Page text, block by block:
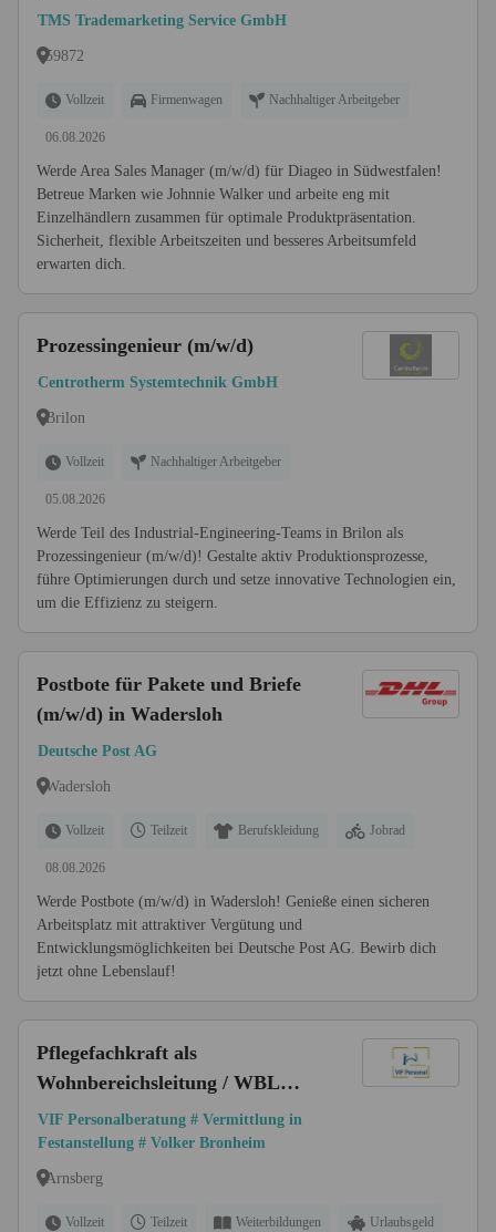
TMS Trademarketing Service GmbH
59872
Vollzeit Firmenwagen Nachhaltiger Arbeitgeber
06.08.2026
Werde Area Sales Manager (m/w/d) für Diageo in Südwestfalen!
Betreue Marken wie Johnnie Walker und arbeite eng mit
Einzelhändlern zusammen für optimale Produktpräsentation.
Sicherheit, flexible Arbeitszeiten und besseres Arbeitsumfeld
erwarten dich.
Prozessingenieur (m/w/d)
Centrotherm Systemtechnik GmbH
Brilon
Vollzeit Nachhaltiger Arbeitgeber
05.08.2026
Werde Teil des Industrial-Engineering-Teams in Brilon als
Prozessingenieur (m/w/d)! Gestalte aktiv Produktionsprozesse,
führe Optimierungen durch und setze innovative Technologien ein,
um die Effizienz zu steigern.
Postbote für Pakete und Briefe
(m/w/d) in Wadersloh
Deutsche Post AG
Wadersloh
Vollzeit Teilzeit Berufskleidung Jobrad
08.08.2026
Werde Postbote (m/w/d) in Wadersloh! Genieße einen sicheren
Arbeitsplatz mit attraktiver Vergütung und
Entwicklungsmöglichkeiten bei Deutsche Post AG. Bewirb dich
jetzt ohne Lebenslauf!
Pflegefachkraft als
Wohnbereichsleitung / WBL
(m/w/d) bis 67.200 € | Raum
Arnsberg
VIF Personalberatung # Vermittlung in
Festanstellung # Volker Bronheim
Arnsberg
Vollzeit Teilzeit Weiterbildungen Urlaubsgeld